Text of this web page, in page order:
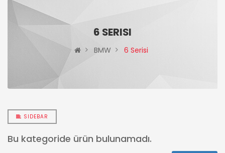
6 SERISI
BMW 6 Serisi
SIDEBAR
Bu kategoride ürün bulunamadı.